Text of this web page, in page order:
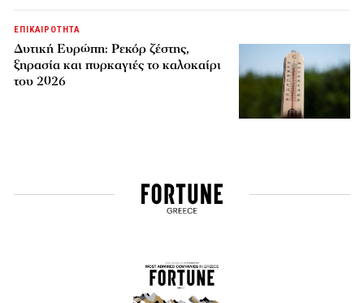
ΕΠΙΚΑΙΡΟΤΗΤΑ
Δυτική Ευρώπη: Ρεκόρ ζέστης,
ξηρασία και πυρκαγιές το καλοκαίρι
του 2026